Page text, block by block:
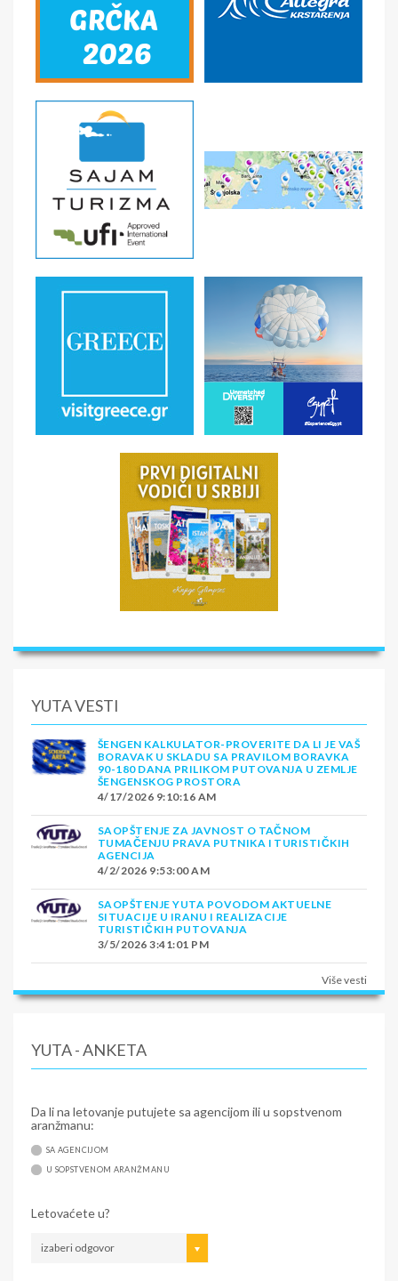
U CENU NIJE UKLJUČENO
YUTA VESTI
ŠENGEN KALKULATOR-PROVERITE DA LI JE VAŠ
BORAVAK U SKLADU SA PRAVILOM BORAVKA
90-180 DANA PRILIKOM PUTOVANJA U ZEMLJE
ŠENGENSKOG PROSTORA
4/17/2026 9:10:16 AM
SAOPŠTENJE ZA JAVNOST O TAČNOM
TUMAČENJU PRAVA PUTNIKA I TURISTIČKIH
AGENCIJA
4/2/2026 9:53:00 AM
SAOPŠTENJE YUTA POVODOM AKTUELNE
SITUACIJE U IRANU I REALIZACIJE
TURISTIČKIH PUTOVANJA
3/5/2026 3:41:01 PM
Više vesti
YUTA - ANKETA
Da li na letovanje putujete sa agencijom ili u sopstvenom
aranžmanu:
SA AGENCIJOM
U SOPSTVENOM ARANŽMANU
Letovaćete u?
izaberi odgovor